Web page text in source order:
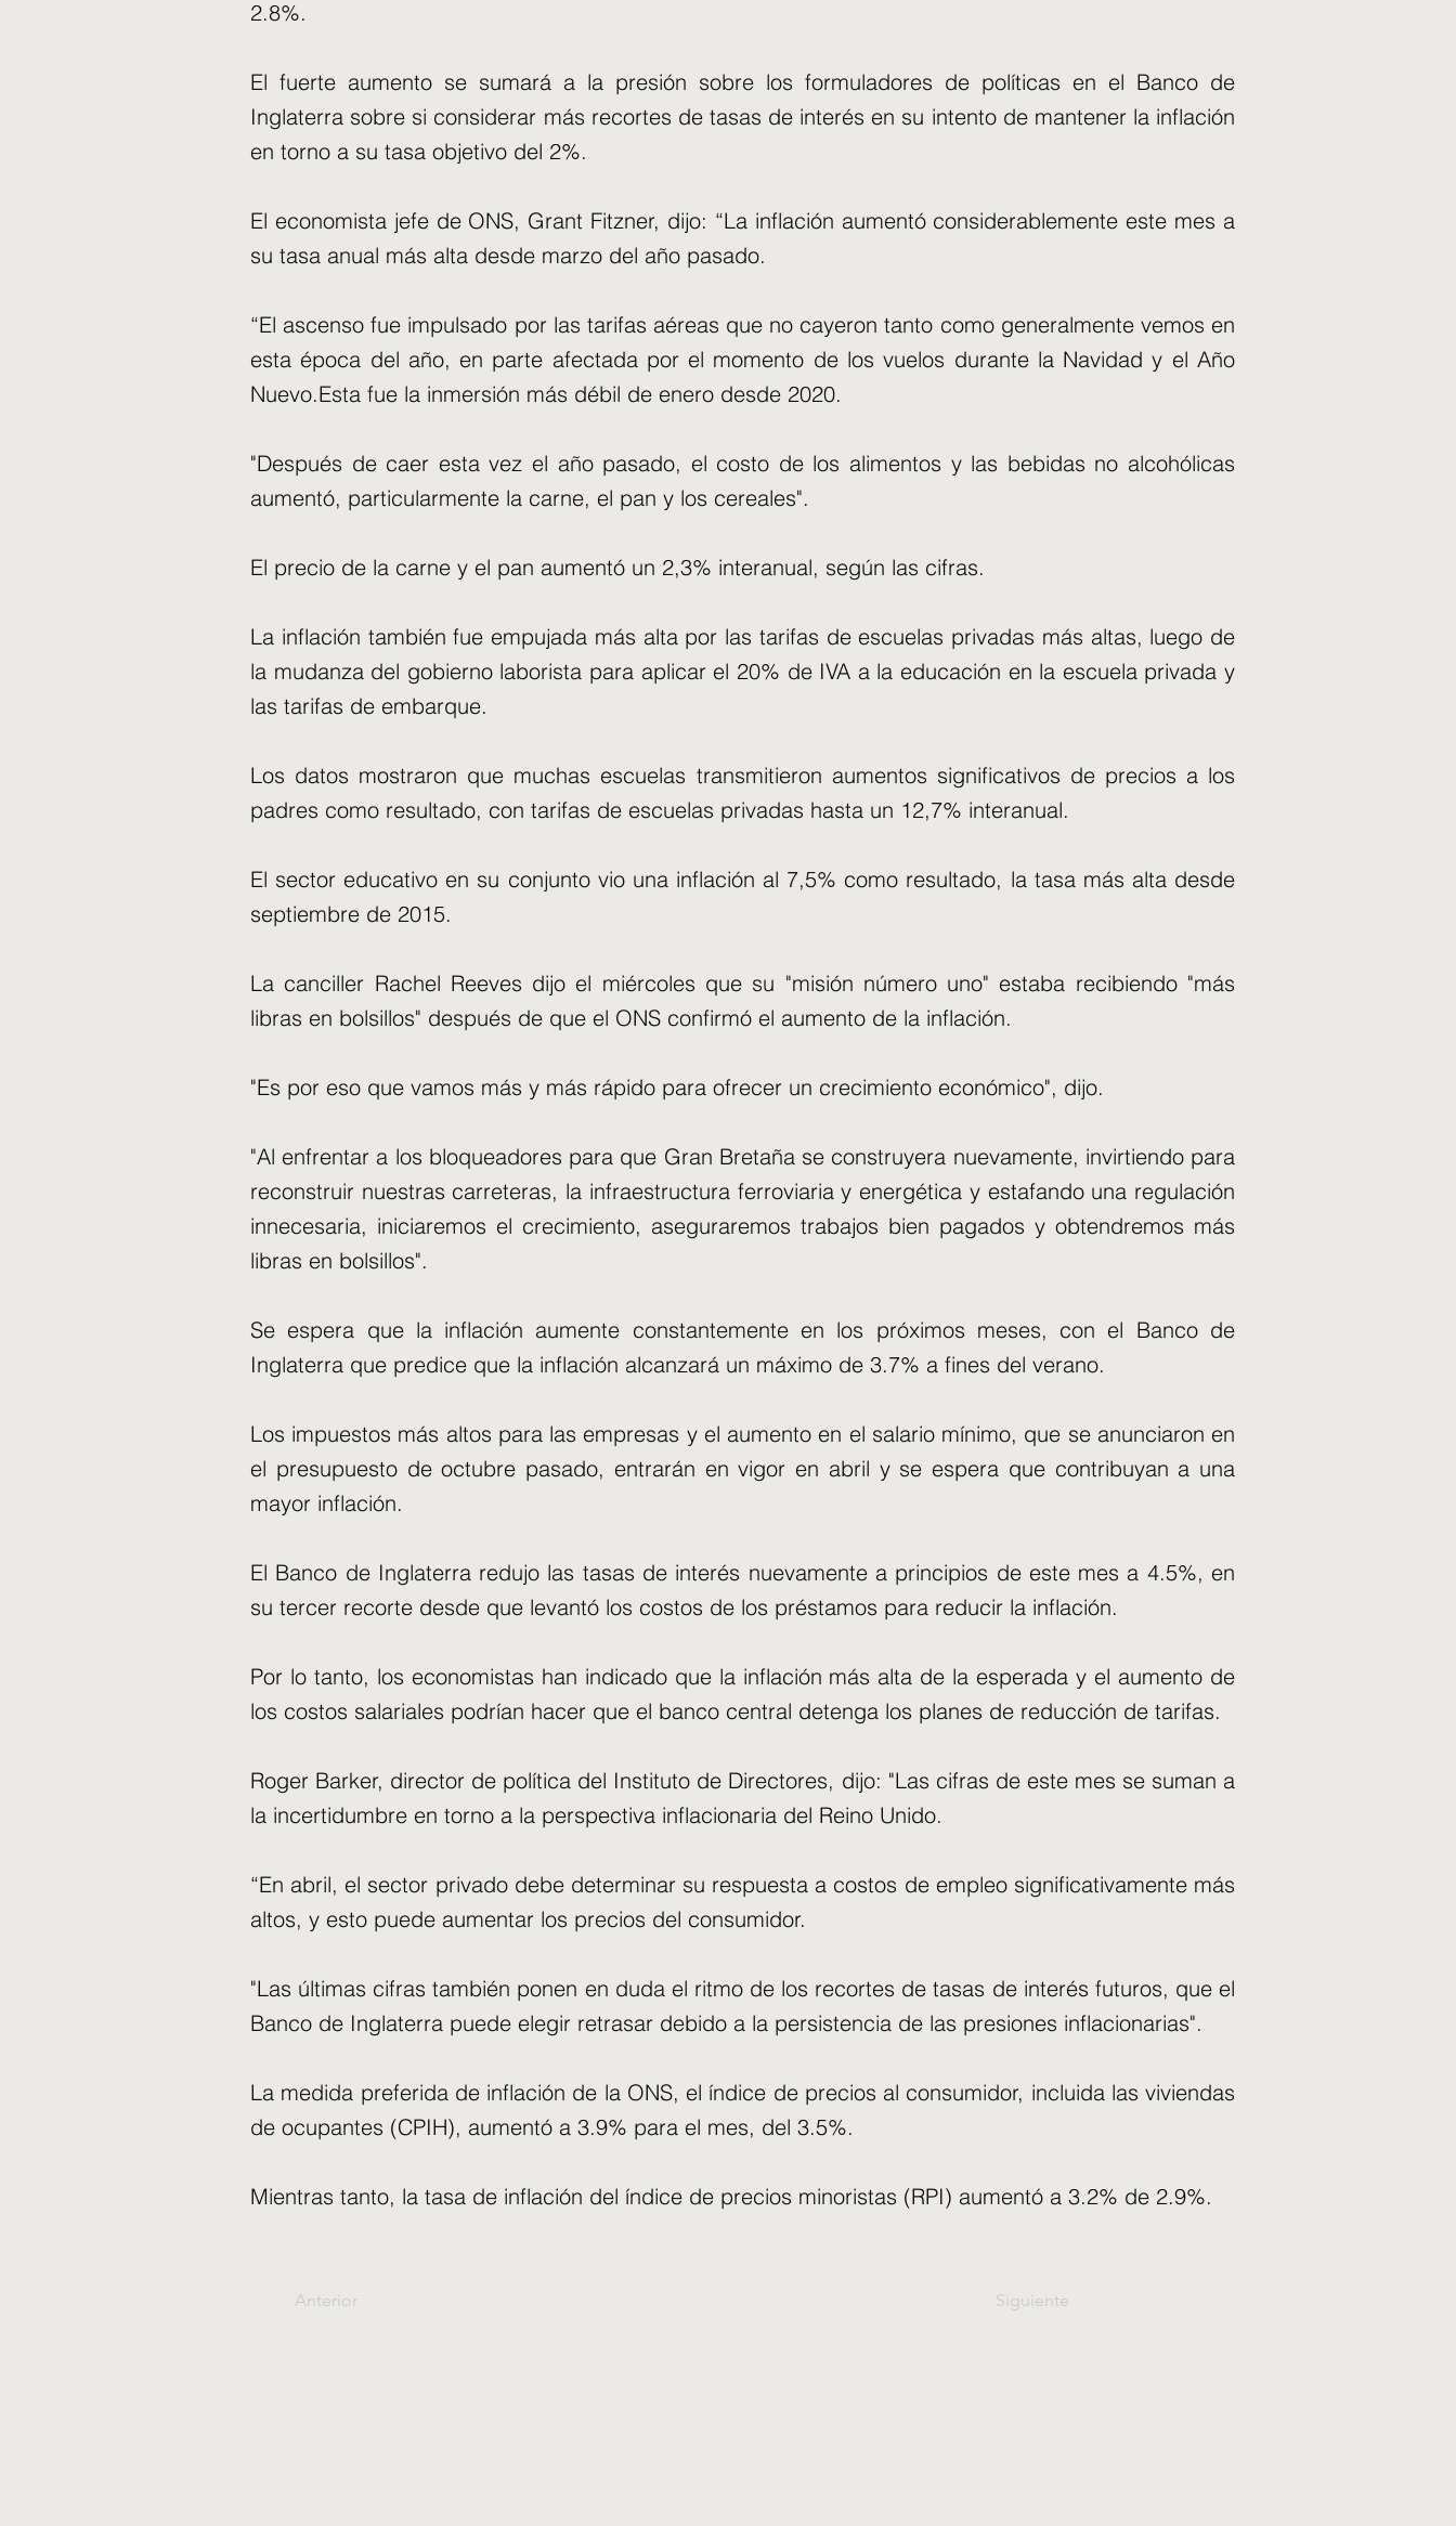
2.8%.
El fuerte aumento se sumará a la presión sobre los formuladores de políticas en el Banco de
Inglaterra sobre si considerar más recortes de tasas de interés en su intento de mantener la inflación
en torno a su tasa objetivo del 2%.
El economista jefe de ONS, Grant Fitzner, dijo: “La inflación aumentó considerablemente este mes a
su tasa anual más alta desde marzo del año pasado.
“El ascenso fue impulsado por las tarifas aéreas que no cayeron tanto como generalmente vemos en
esta época del año, en parte afectada por el momento de los vuelos durante la Navidad y el Año
Nuevo.Esta fue la inmersión más débil de enero desde 2020.
"Después de caer esta vez el año pasado, el costo de los alimentos y las bebidas no alcohólicas
aumentó, particularmente la carne, el pan y los cereales".
El precio de la carne y el pan aumentó un 2,3% interanual, según las cifras.
La inflación también fue empujada más alta por las tarifas de escuelas privadas más altas, luego de
la mudanza del gobierno laborista para aplicar el 20% de IVA a la educación en la escuela privada y
las tarifas de embarque.
Los datos mostraron que muchas escuelas transmitieron aumentos significativos de precios a los
padres como resultado, con tarifas de escuelas privadas hasta un 12,7% interanual.
El sector educativo en su conjunto vio una inflación al 7,5% como resultado, la tasa más alta desde
septiembre de 2015.
La canciller Rachel Reeves dijo el miércoles que su "misión número uno" estaba recibiendo "más
libras en bolsillos" después de que el ONS confirmó el aumento de la inflación.
"Es por eso que vamos más y más rápido para ofrecer un crecimiento económico", dijo.
"Al enfrentar a los bloqueadores para que Gran Bretaña se construyera nuevamente, invirtiendo para
reconstruir nuestras carreteras, la infraestructura ferroviaria y energética y estafando una regulación
innecesaria, iniciaremos el crecimiento, aseguraremos trabajos bien pagados y obtendremos más
libras en bolsillos".
Se espera que la inflación aumente constantemente en los próximos meses, con el Banco de
Inglaterra que predice que la inflación alcanzará un máximo de 3.7% a fines del verano.
Los impuestos más altos para las empresas y el aumento en el salario mínimo, que se anunciaron en
el presupuesto de octubre pasado, entrarán en vigor en abril y se espera que contribuyan a una
mayor inflación.
El Banco de Inglaterra redujo las tasas de interés nuevamente a principios de este mes a 4.5%, en
su tercer recorte desde que levantó los costos de los préstamos para reducir la inflación.
Por lo tanto, los economistas han indicado que la inflación más alta de la esperada y el aumento de
los costos salariales podrían hacer que el banco central detenga los planes de reducción de tarifas.
Roger Barker, director de política del Instituto de Directores, dijo: "Las cifras de este mes se suman a
la incertidumbre en torno a la perspectiva inflacionaria del Reino Unido.
“En abril, el sector privado debe determinar su respuesta a costos de empleo significativamente más
altos, y esto puede aumentar los precios del consumidor.
"Las últimas cifras también ponen en duda el ritmo de los recortes de tasas de interés futuros, que el
Banco de Inglaterra puede elegir retrasar debido a la persistencia de las presiones inflacionarias".
La medida preferida de inflación de la ONS, el índice de precios al consumidor, incluida las viviendas
de ocupantes (CPIH), aumentó a 3.9% para el mes, del 3.5%.
Mientras tanto, la tasa de inflación del índice de precios minoristas (RPI) aumentó a 3.2% de 2.9%.
Anterior Siguiente